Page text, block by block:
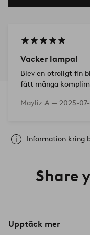
Vacker lampa!
Blev en otroligt fin
fått många
Mayliz A — 2025-
Information kring
Share
Upptäck mer